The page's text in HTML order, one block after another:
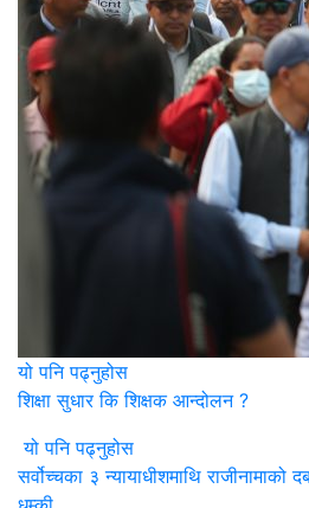
यो पनि पढ्नुहोस
शिक्षा सुधार कि शिक्षक आन्दोलन ?
यो पनि पढ्नुहोस
सर्वोच्चका ३ न्यायाधीशमाथि राजीनामाको